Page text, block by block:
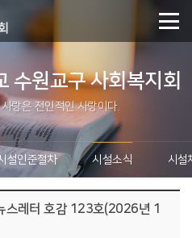
수원교구 사회복지회
랑은 전인적인 사랑이다.
설인준절차 시설소식 시설
스레터 호감 123호(2026년 1